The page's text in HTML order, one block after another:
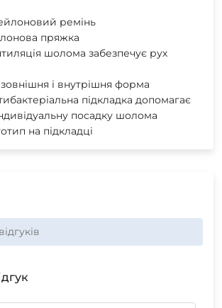
ремінь
пряжка
шолома забезпечує рух
і внутрішня форма
підкладка допомагає
посадку шолома
на підкладці